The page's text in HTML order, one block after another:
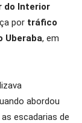
do Interior
por tráfico
Uberaba, em
abordou
escadarias de